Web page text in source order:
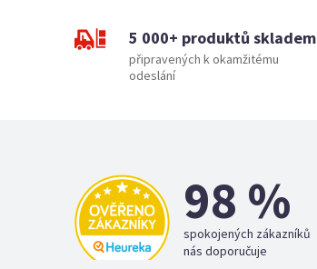
5 000+ produktů skladem
připravených k okamžitému
odeslání
98 %
spokojených zákazníků
nás doporučuje